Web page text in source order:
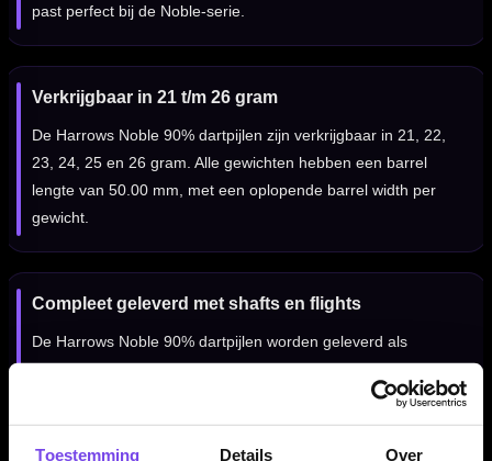
Toestemming Details Over
past perfect bij de Noble-serie.
Verkrijgbaar in 21 t/m 26 gram
De Harrows Noble 90% dartpijlen zijn verkrijgbaar in 21, 22,
23, 24, 25 en 26 gram. Alle gewichten hebben een barrel
lengte van 50.00 mm, met een oplopende barrel width per
gewicht.
Compleet geleverd met shafts en flights
De Harrows Noble 90% dartpijlen worden geleverd als
complete set van drie dartpijlen, inclusief Harrows Supergrip
Carbon shafts en Harrows Noble flights. Daardoor kun je
direct spelen met een complete Harrows Noble setup.